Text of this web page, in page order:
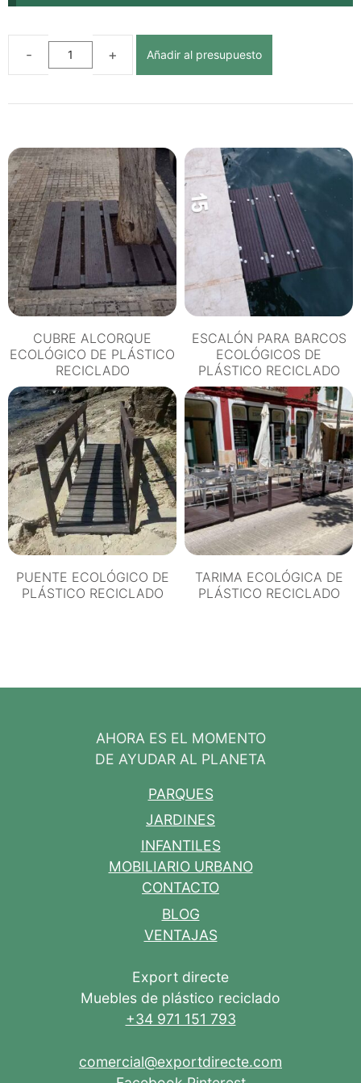
TARIMA
ECOLÓGICA
PLÁSTICO
RECICLADO
cantidad
Añadir al presupuesto
CUBRE ALCORQUE
ECOLÓGICO DE PLÁSTICO
RECICLADO
ESCALÓN PARA BARCOS
ECOLÓGICOS DE
PLÁSTICO RECICLADO
PUENTE ECOLÓGICO DE
PLÁSTICO RECICLADO
TARIMA ECOLÓGICA DE
PLÁSTICO RECICLADO
AHORA ES EL MOMENTO
DE AYUDAR AL PLANETA
PARQUES
JARDINES
INFANTILES
MOBILIARIO URBANO
CONTACTO
BLOG
VENTAJAS
Export directe
Muebles de plástico reciclado
+34 971 151 793
comercial@exportdirecte.com